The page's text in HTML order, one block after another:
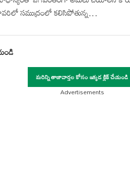
సముద్రంలో కలిసిపోతున్న…
మరిన్ని తాజావార్తల కోసం ఇక్కడ క్లిక్ చేయండి
Advertisements